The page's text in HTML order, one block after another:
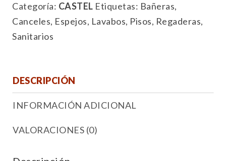
Categoría: CASTEL Etiquetas: Bañeras,
Canceles, Espejos, Lavabos, Pisos, Regaderas,
Sanitarios
DESCRIPCIÓN
INFORMACIÓN ADICIONAL
VALORACIONES (0)